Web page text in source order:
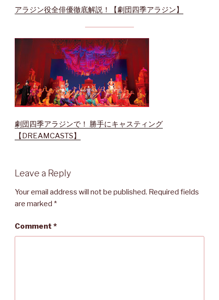
アラジン役全俳優徹底解説！【劇団四季アラジン】
劇団四季アラジンで！ 勝手にキャスティング
【DREAMCASTS】
Leave a Reply
Your email address will not be published. Required fields
are marked *
Comment *